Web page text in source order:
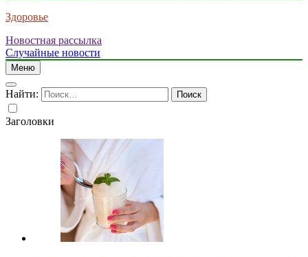
Здоровье
Новостная рассылка
Случайные новости
Меню
Найти:
Заголовки